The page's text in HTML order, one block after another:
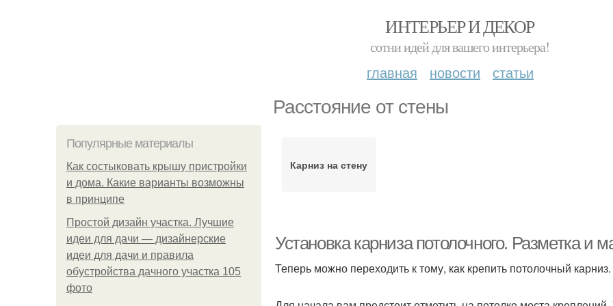
ИНТЕРЬЕР И ДЕКОР
сотни идей для вашего интерьера!
главная новости статьи
Расстояние от стены
Популярные материалы
Как состыковать крышу пристройки
и дома. Какие варианты возможны
в принципе
Простой дизайн участка. Лучшие
идеи для дачи — дизайнерские
идеи для дачи и правила
обустройства дачного участка 105
фото
Карниз на стену
Установка карниза потолочного. Разметка и
Теперь можно переходить к тому, как крепить потолочный карниз.